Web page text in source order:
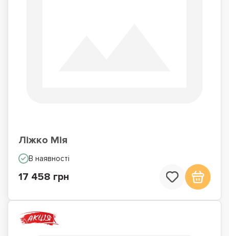
Ліжко Мія
В наявності
17 458 грн